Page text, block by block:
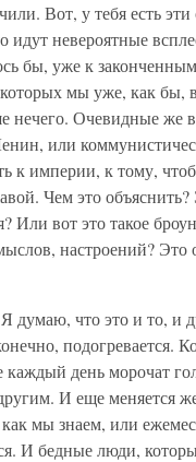
Вот, у тебя есть эти
идут невероятные
бы, уже к
мы уже, как бы,
нечего. Очевидные же
или
к империи, к тому,
Чем это
Или вот это такое
настроений? Это
что это и то, и
подогревается.
каждый день морочат
И еще меняется
мы знаем, или
И бедные люди,